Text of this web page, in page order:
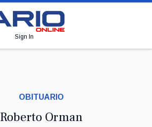
Sign In
OBITUARIO
Roberto Orman